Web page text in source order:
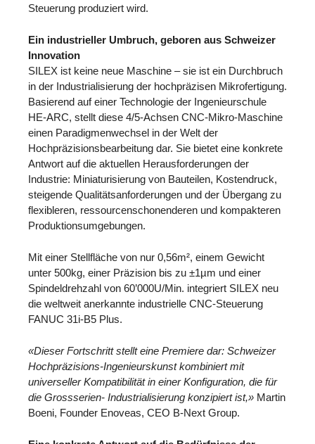
Steuerung produziert wird.
Ein industrieller Umbruch, geboren aus Schweizer
Innovation
SILEX ist keine neue Maschine – sie ist ein Durchbruch
in der Industrialisierung der hochpräzisen Mikrofertigung.
Basierend auf einer Technologie der Ingenieurschule
HE-ARC, stellt diese 4/5-Achsen CNC-Mikro-Maschine
einen Paradigmenwechsel in der Welt der
Hochpräzisionsbearbeitung dar. Sie bietet eine konkrete
Antwort auf die aktuellen Herausforderungen der
Industrie: Miniaturisierung von Bauteilen, Kostendruck,
steigende Qualitätsanforderungen und der Übergang zu
flexibleren, ressourcenschonenderen und kompakteren
Produktionsumgebungen.
Mit einer Stellfläche von nur 0,56m², einem Gewicht
unter 500kg, einer Präzision bis zu ±1µm und einer
Spindeldrehzahl von 60’000U/Min. integriert SILEX neu
die weltweit anerkannte industrielle CNC-Steuerung
FANUC 31i-B5 Plus.
«Dieser Fortschritt stellt eine Premiere dar: Schweizer
Hochpräzisions-Ingenieurskunst kombiniert mit
universeller Kompatibilität in einer Konfiguration, die für
die Grossserien- Industrialisierung konzipiert ist,» Martin
Boeni, Founder Enoveas, CEO B-Next Group.